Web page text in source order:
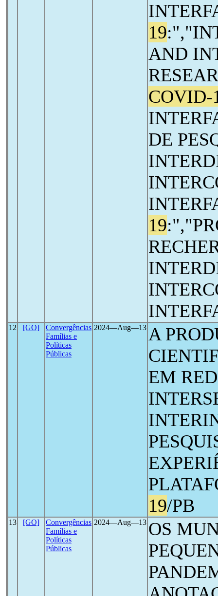
19
AND
COVID-
DE
19
12 [GO]
Convergências
Famílias e
Políticas
Públicas
2024―Aug―13 A
EM
19/PB
13 [GO]
Convergências
Famílias e
Políticas
Públicas
2024―Aug―13 OS